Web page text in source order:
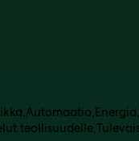
Automaatio Energia
teollisuudelle